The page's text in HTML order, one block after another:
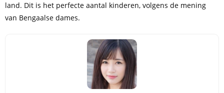
land. Dit is het perfecte aantal kinderen, volgens de mening
van Bengaalse dames.